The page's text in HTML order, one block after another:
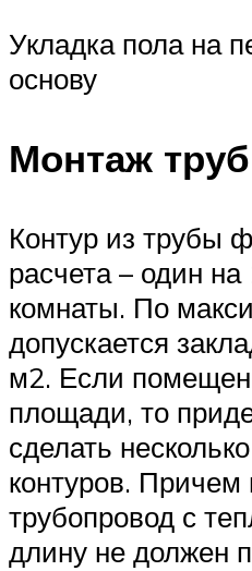
Укладка пола на
основу
Монтаж труб
Контур из трубы
расчета – один
комнаты. По
допускается
м2. Если
площади, то
сделать
контуров.
трубопровод с
длину не должен